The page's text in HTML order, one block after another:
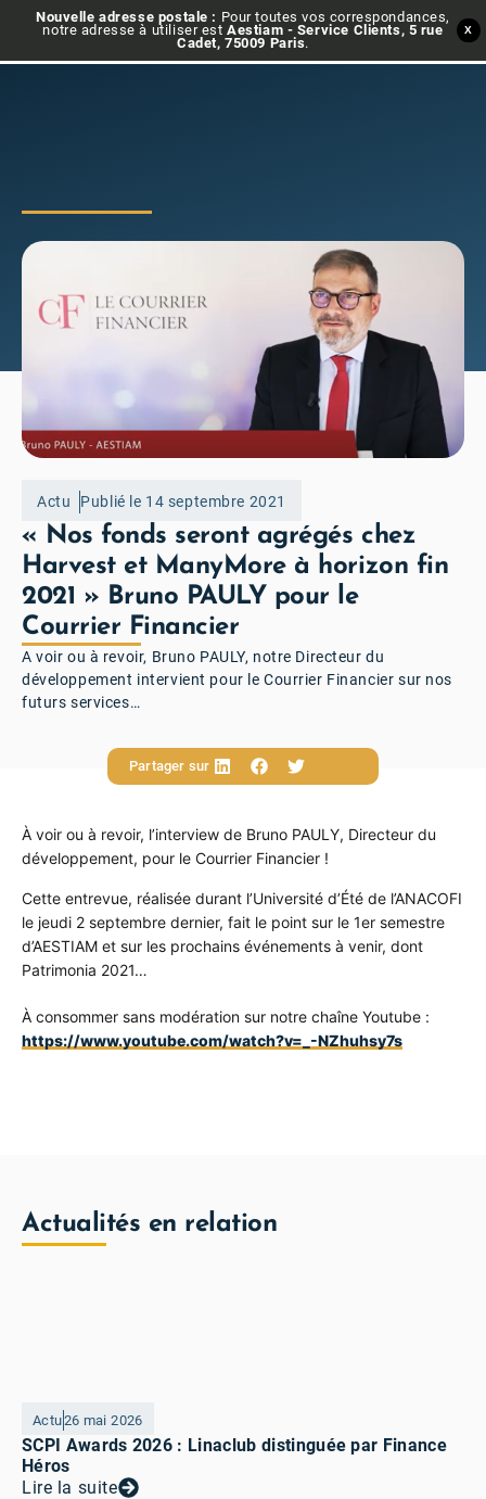
X
Nouvelle adresse postale : Pour toutes vos correspondances,
notre adresse à utiliser estAestiam - Service Clients, 5 rue
Cadet, 75009 Paris.
Actu Publié le 14 septembre 2021
« Nos fonds seront agrégés chez
Harvest et ManyMore à horizon fin
2021 » Bruno PAULY pour le
Courrier Financier
A voir ou à revoir, Bruno PAULY, notre Directeur du
développement intervient pour le Courrier Financier sur nos
futurs services…
Partager sur
À voir ou à revoir, l’interview de Bruno PAULY, Directeur du
développement, pour le Courrier Financier !
Cette entrevue, réalisée durant l’Université d’Été de l’ANACOFI
le jeudi 2 septembre dernier, fait le point sur le 1er semestre
d’AESTIAM et sur les prochains événements à venir, dont
Patrimonia 2021…
À consommer sans modération sur notre chaîne Youtube :
https://www.youtube.com/watch?v=_-NZhuhsy7s
Actualités en relation
Actu26 mai 2026
SCPI Awards 2026 : Linaclub distinguée par Finance
Héros
Lire la suite